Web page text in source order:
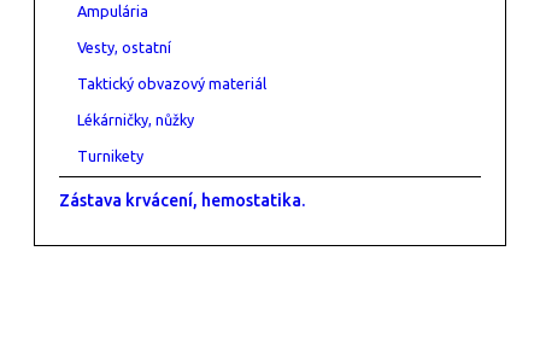
Ampulária
Vesty, ostatní
Taktický obvazový materiál
Lékárničky, nůžky
Turnikety
Zástava krvácení, hemostatika.